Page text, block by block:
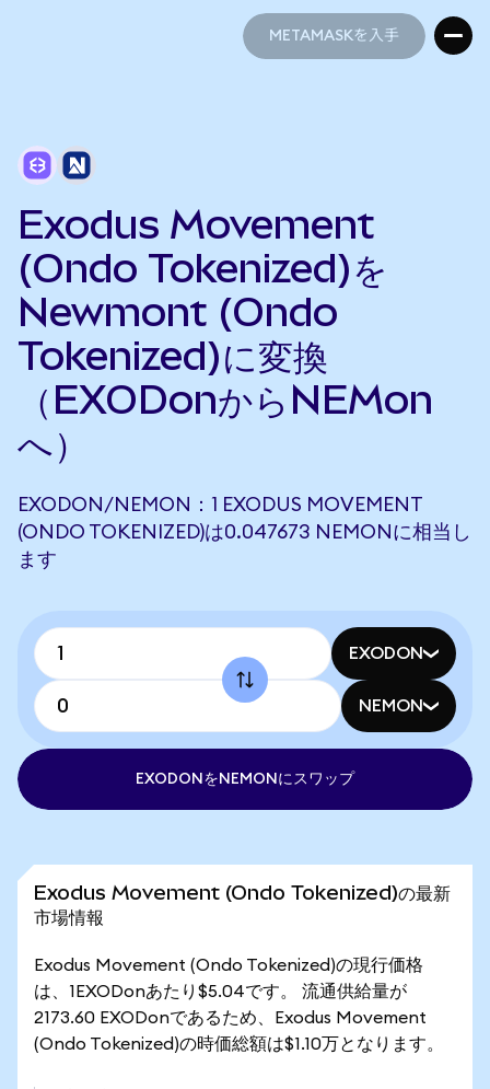
METAMASKを入手
Exodus Movement
(Ondo Tokenized)を
Newmont (Ondo
Tokenized)に変換
（EXODonからNEMon
へ）
EXODON/NEMON：1 EXODUS MOVEMENT
(ONDO TOKENIZED)は0.047673 NEMONに相当し
ます
EXODON
NEMON
EXODONをNEMONにスワップ
Exodus Movement (Ondo Tokenized)の最新
市場情報
Exodus Movement (Ondo Tokenized)の現行価格
は、1EXODonあたり$5.04です。 流通供給量が
2173.60 EXODonであるため、Exodus Movement
(Ondo Tokenized)の時価総額は$1.10万となります。